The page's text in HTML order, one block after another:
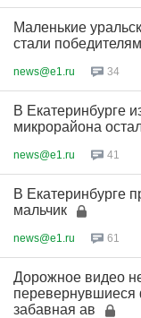
Маленькие
стали
news@e1.ru 34
В Екатеринбурге
микрорайона
news@e1.ru 41
В Екатеринбурге
мальчик
news@e1.ru 61
Дорожное видео
перевернувшиеся
забавная ав